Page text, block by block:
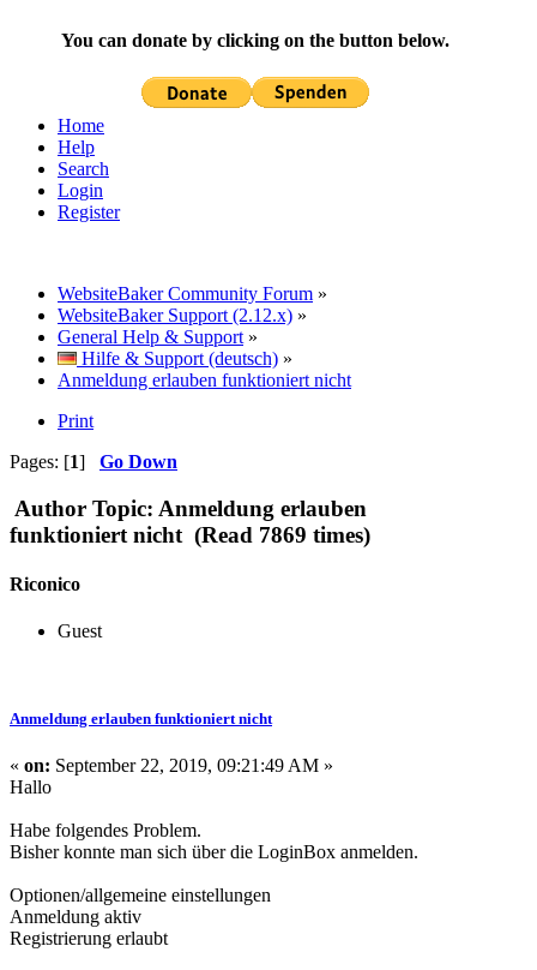
You can donate by clicking on the button below.
Home
Help
Search
Login
Register
WebsiteBaker Community Forum »
WebsiteBaker Support (2.12.x) »
General Help & Support »
Hilfe & Support (deutsch) »
Anmeldung erlauben funktioniert nicht
Print
Pages: [1] Go Down
Author Topic: Anmeldung erlauben
funktioniert nicht (Read 7869 times)
Riconico
Guest
Anmeldung erlauben funktioniert nicht
« on: September 22, 2019, 09:21:49 AM »
Hallo
Habe folgendes Problem.
Bisher konnte man sich über die LoginBox anmelden.
Optionen/allgemeine einstellungen
Anmeldung aktiv
Registrierung erlaubt